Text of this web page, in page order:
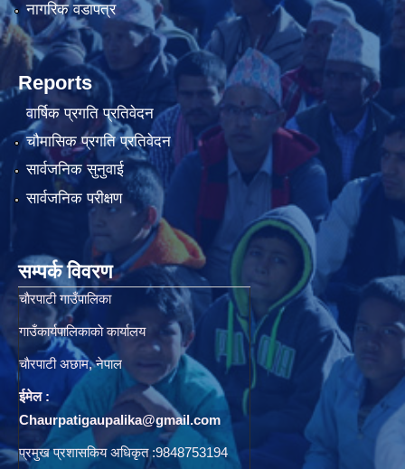
नागरिक वडापत्र
Reports
वार्षिक प्रगति प्रतिवेदन
चौमासिक प्रगति प्रतिवेदन
सार्वजनिक सुनुवाई
सार्वजनिक परीक्षण
सम्पर्क विवरण
चाैरपाटी गाउँपालिका
गाउँकार्यपालिकाकाे कार्यालय
चाैरपाटी अछाम, नेपाल
ईमेल :
Chaurpatigaupalika@gmail.com
प्रमुख प्रशासकिय अधिकृत :9848753194